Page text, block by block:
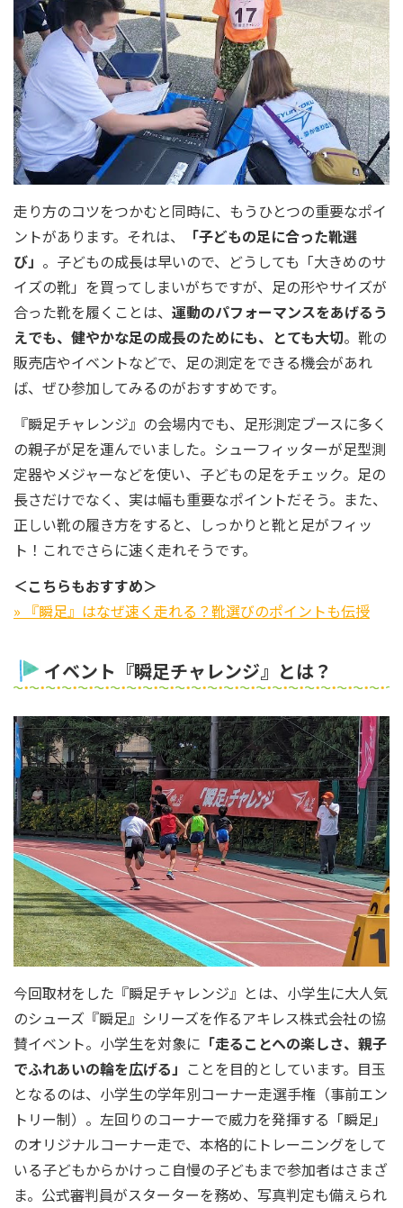
走り方のコツをつかむと同時に、もうひとつの重要なポイ
ントがあります。それは、
「子どもの足に合った靴選
び」 。子どもの成長は早いので、どうしても「大きめのサ
イズの靴」を買ってしまいがちですが、足の形やサイズが
合った靴を履くことは、 運動のパフォーマンスをあげるう
えでも、健やかな足の成長のためにも、とても大切。靴の
販売店やイベントなどで、足の測定をできる機会があれ
ば、ぜひ参加してみるのがおすすめです。
『瞬足チャレンジ』の会場内でも、足形測定ブースに多く
の親子が足を運んでいました。シューフィッターが足型測
定器やメジャーなどを使い、子どもの足をチェック。足の
長さだけでなく、実は幅も重要なポイントだそう。また、
正しい靴の履き方をすると、しっかりと靴と足がフィッ
ト！これでさらに速く走れそうです。
＜こちらもおすすめ＞
» 『瞬足』はなぜ速く走れる？靴選びのポイントも伝授
イベント『瞬足チャレンジ』とは？
今回取材をした『瞬足チャレンジ』とは、小学生に大人気
のシューズ『瞬足』シリーズを作るアキレス株式会社の協
賛イベント。小学生を対象に 「走ることへの楽しさ、親子
でふれあいの輪を広げる」 ことを目的としています。目玉
となるのは、小学生の学年別コーナー走選手権（事前エン
トリー制）。左回りのコーナーで威力を発揮する「瞬足」
のオリジナルコーナー走で、本格的にトレーニングをして
いる子どもからかけっこ自慢の子どもまで参加者はさまざ
ま。公式審判員がスターターを務め、写真判定も備えられ